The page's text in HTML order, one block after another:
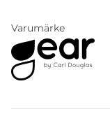
Varumärke